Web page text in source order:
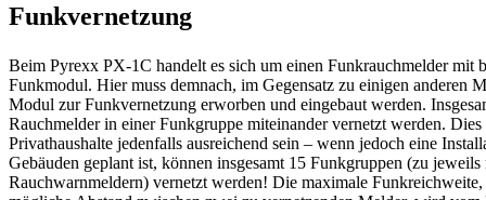
Funkvernetzung
Beim Pyrexx PX-1C handelt es sich um einen Funkrauchmelder mit
Funkmodul. Hier muss demnach, im Gegensatz zu einigen anderen
Modul zur Funkvernetzung erworben und eingebaut werden.
Rauchmelder in einer Funkgruppe miteinander vernetzt werden.
Privathaushalte jedenfalls ausreichend sein – wenn jedoch eine
Gebäuden geplant ist, können insgesamt 15 Funkgruppen (zu
Rauchwarnmeldern) vernetzt werden! Die maximale